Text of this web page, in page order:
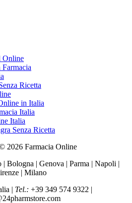
Online
Ricetta
in Italia
Italia
Italia
Senza Ricetta
2026 Farmacia Online
| Bologna | Genova | Parma | Napoli |
| Milano
| Tel.: +39 349 574 9322 |